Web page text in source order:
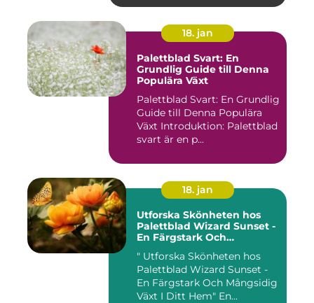
18. jan
Palettblad Svart: En
Grundlig Guide till Denna
Populära Växt
Palettblad Svart: En Grundlig
Guide till Denna Populära
Växt Introduktion: Palettblad
svart är en p...
18. jan
Utforska Skönheten hos
Palettblad Wizard Sunset -
En Färgstark Och
" Utforska Skönheten hos
Palettblad Wizard Sunset -
En Färgstark Och Mångsidig
Växt I Ditt Hem" En...